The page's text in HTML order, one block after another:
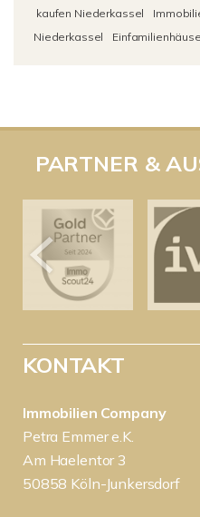
kaufen Niederkassel
Niederkassel
PARTNER &
KONTAKT
Immobilien Company
Petra Emmer e.K.
Am Haelentor 3
50858 Köln-Junkersdorf